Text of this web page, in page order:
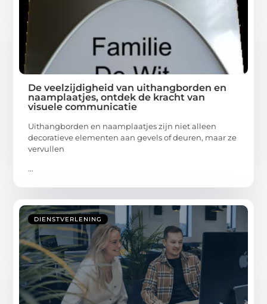
De veelzijdigheid van uithangborden en
naamplaatjes, ontdek de kracht van
visuele communicatie
Uithangborden en naamplaatjes zijn niet alleen
decoratieve elementen aan gevels of deuren, maar ze
vervullen
...
DIENSTVERLENING